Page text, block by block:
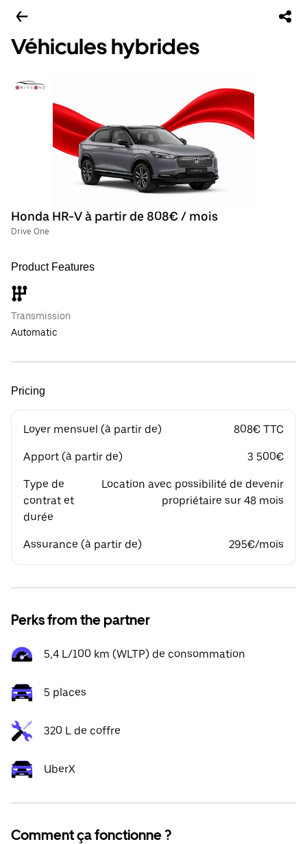
Véhicules hybrides
Honda HR-V à partir de 808€ / mois
Drive One
Product Features
Transmission
Automatic
Pricing
Loyer mensuel (à partir de) 808€ TTC
Apport (à partir de) 3 500€
Type de
contrat et
durée
Location avec possibilité de devenir
propriétaire sur 48 mois
Assurance (à partir de) 295€/mois
Perks from the partner
5,4 L/100 km (WLTP) de consommation
5 places
320 L de coffre
UberX
Comment ça fonctionne ?